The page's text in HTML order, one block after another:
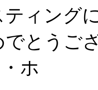
ティング
でとうご
ホ